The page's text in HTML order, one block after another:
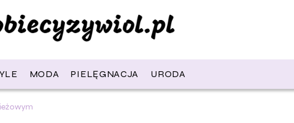
MODA PIELĘGNACJA URODA